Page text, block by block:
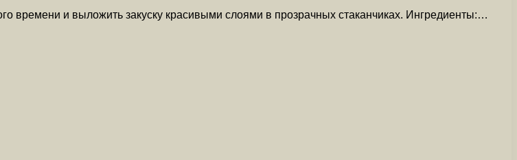
времени и выложить закуску красивыми слоями в прозрачных стаканчиках. Ингредиенты:…